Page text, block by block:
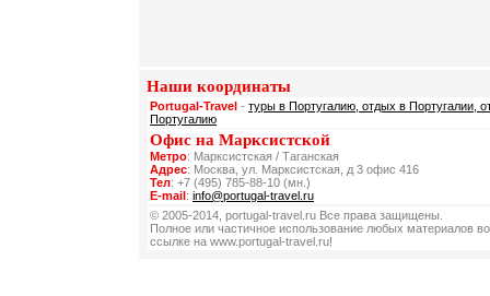
Наши координаты
Portugal-Travel - туры в Португалию, отдых в Португалии,
Португалию
Офис на Марксистской
Метро: Марксистская / Таганская
Адрес: Москва, ул. Марксистская, д 3 офис 416
Тел: +7 (495) 785-88-10 (мн.)
E-mail: info@portugal-travel.ru
© 2005-2014, portugal-travel.ru Все права защищены.
Полное или частичное использование любых материалов
ссылке на www.portugal-travel.ru!